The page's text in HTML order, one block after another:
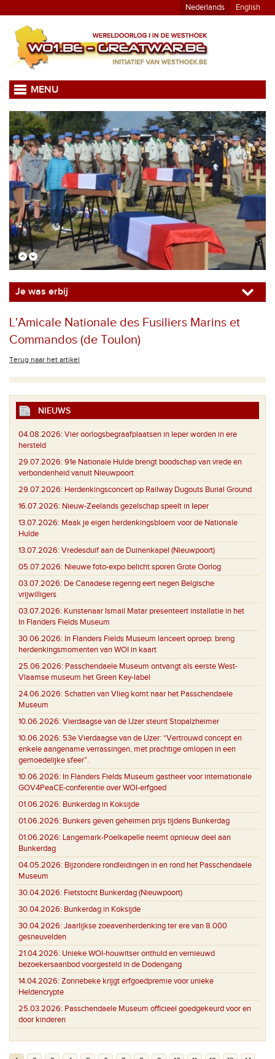
Nederlands English
MENU
Je was erbij
L'Amicale Nationale des Fusiliers Marins et
Commandos (de Toulon)
Terug naar het artikel
NIEUWS
04.08.2026: Vier oorlogsbegraafplaatsen in Ieper worden in ere
hersteld
29.07.2026: 91e Nationale Hulde brengt boodschap van vrede en
verbondenheid vanuit Nieuwpoort
29.07.2026: Herdenkingsconcert op Railway Dugouts Burial Ground
16.07.2026: Nieuw-Zeelands gezelschap speelt in Ieper
13.07.2026: Maak je eigen herdenkingsbloem voor de Nationale
Hulde
13.07.2026: Vredesduif aan de Duinenkapel (Nieuwpoort)
05.07.2026: Nieuwe foto-expo belicht sporen Grote Oorlog
03.07.2026: De Canadese regering eert negen Belgische
vrijwilligers
03.07.2026: Kunstenaar Ismail Matar presenteert installatie in het
In Flanders Fields Museum
30.06.2026: In Flanders Fields Museum lanceert oproep: breng
herdenkingsmomenten van WOI in kaart
25.06.2026: Passchendaele Museum ontvangt als eerste West-
Vlaamse museum het Green Key-label
24.06.2026: Schatten van Vlieg komt naar het Passchendaele
Museum
10.06.2026: Vierdaagse van de IJzer steunt Stopalzheimer
10.06.2026: 53e Vierdaagse van de IJzer: “Vertrouwd concept en
enkele aangename verrassingen, met prachtige omlopen in een
gemoedelijke sfeer”.
10.06.2026: In Flanders Fields Museum gastheer voor internationale
GOV4PeaCE-conferentie over WOI-erfgoed
01.06.2026: Bunkerdag in Koksijde
01.06.2026: Bunkers geven geheimen prijs tijdens Bunkerdag
01.06.2026: Langemark-Poelkapelle neemt opnieuw deel aan
Bunkerdag
04.05.2026: Bijzondere rondleidingen in en rond het Passchendaele
Museum
30.04.2026: Fietstocht Bunkerdag (Nieuwpoort)
30.04.2026: Bunkerdag in Koksijde
30.04.2026: Jaarlijkse zoeavenherdenking ter ere van 8.000
gesneuvelden
21.04.2026: Unieke WOI-houwitser onthuld en vernieuwd
bezoekersaanbod voorgesteld in de Dodengang
14.04.2026: Zonnebeke krijgt erfgoedpremie voor unieke
Heldencrypte
25.03.2026: Passchendaele Museum officieel goedgekeurd voor en
door kinderen